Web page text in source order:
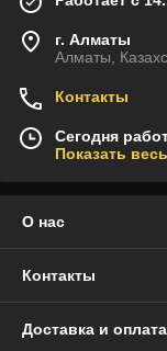
г. Алматы
Алматы,
Контакты
Сегодня
Показать
О нас
Контакты
Доставка и оплата